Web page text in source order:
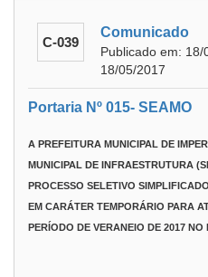
C-039
Comunicado
Publicado em:
18/05/2017
Portaria Nº 015- SEAMO
A PREFEITURA MUNICIPAL DE
MUNICIPAL DE INFRAESTRUTURA
PROCESSO SELETIVO
EM CARÁTER TEMPORÁRIO PARA
PERÍODO DE VERANEIO DE 2017